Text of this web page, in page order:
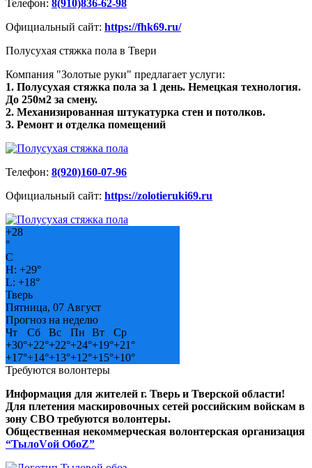
Телефон: 8(910)836-62-98
Официальный сайт: https://fhk69.ru/
Полусухая стяжка пола в Твери
Компания "Золотые руки" предлагает услуги:
1. Полусухая стяжка пола за 1 день. Немецкая технология.
До 250м2 за смену.
2. Механизированная штукатурка стен и потолков.
3. Ремонт и отделка помещений
Телефон: 8(920)160-07-96
Официальный сайт: https://zolotieruki69.ru
+28
°
C
H: +29°
L: +18°
Тверь
Пятница, 07 Август
Прогноз на неделю
Чт
Сб Вс Пн Вт
Ср
+30°+22°+22°+24°+19°+21°
+17°+14°+13°+12°+15°+10°
Требуются волонтеры
Информация для жителей г. Тверь и Тверской области!
Для плетения маскировочных сетей российским войскам в
зону СВО требуются волонтеры.
Общественная некоммерческая волонтерская организация
“ТылоVой ОбоZ”